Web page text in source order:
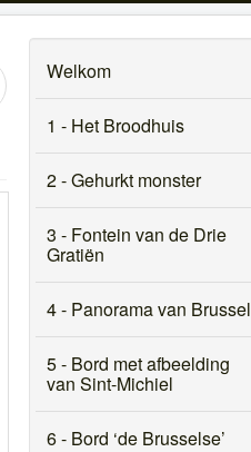
Welkom
1 - Het Broodhuis
2 - Gehurkt monster
3 - Fontein van de Drie
Gratiën
4 - Panorama van Brussel
5 - Bord met afbeelding
van Sint-Michiel
6 - Bord ‘de Brusselse’